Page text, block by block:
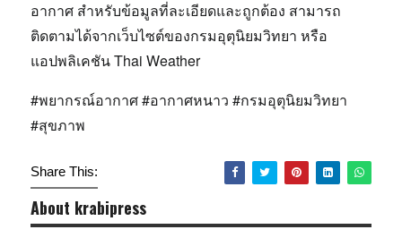
อากาศ สำหรับข้อมูลที่ละเอียดและถูกต้อง สามารถ
ติดตามได้จากเว็บไซต์ของกรมอุตุนิยมวิทยา หรือ
แอปพลิเคชัน Thai Weather
#พยากรณ์อากาศ #อากาศหนาว #กรมอุตุนิยมวิทยา
#สุขภาพ
Share This:
About krabipress